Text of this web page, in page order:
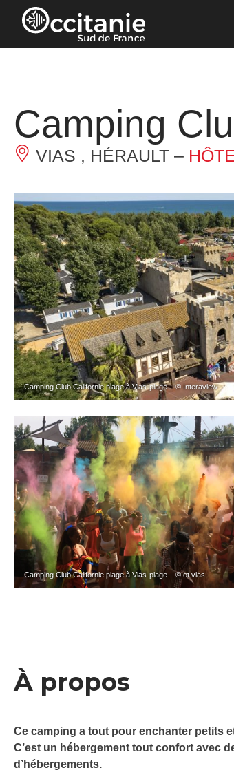
Panneau de gestion des cookies
Camping
VIAS , HÉRAULT –
Camping Club Californie plage à Vias-plage – © Interaview
Camping Club Californie plage à Vias-plage – © ot vias
À propos
Ce camping a tout pour enchanter petits
C’est un hébergement tout confort avec
d’hébergements.